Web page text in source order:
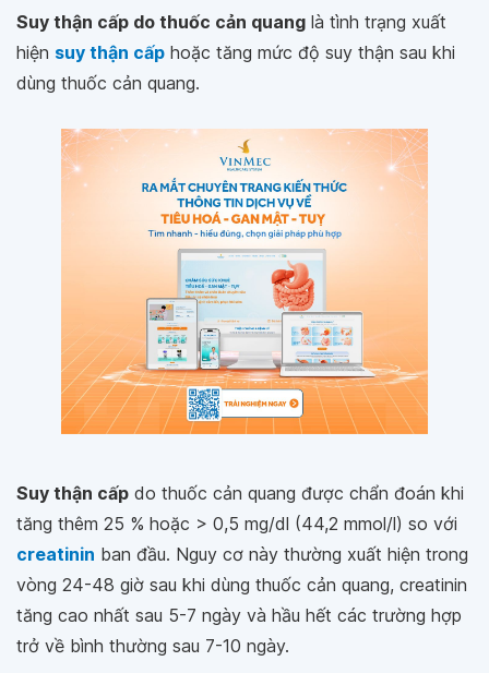
Suy thận cấp do thuốc cản quang là tình trạng xuất
hiện suy thận cấp hoặc tăng mức độ suy thận sau khi
dùng thuốc cản quang.
Suy thận cấp do thuốc cản quang được chẩn đoán khi
tăng thêm 25 % hoặc > 0,5 mg/dl (44,2 mmol/l) so với
creatinin ban đầu. Nguy cơ này thường xuất hiện trong
vòng 24-48 giờ sau khi dùng thuốc cản quang, creatinin
tăng cao nhất sau 5-7 ngày và hầu hết các trường hợp
trở về bình thường sau 7-10 ngày.